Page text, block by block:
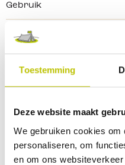
Toestemming
Deze website maakt
We gebruiken cookies
personaliseren, om
en om ons
laag
Werklamp
300
Rood hoog 30
Gebruik
Gewicht (gr)
Inclusief
Bekijk alle specificaties
Reviews